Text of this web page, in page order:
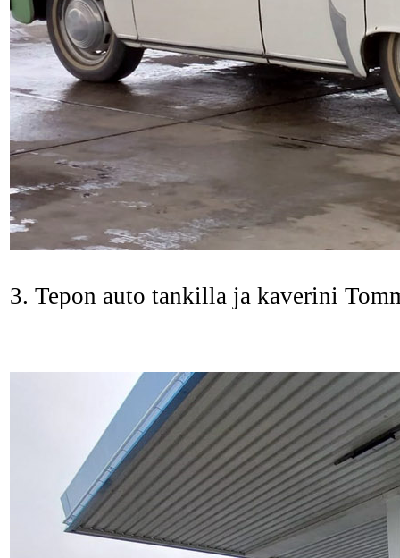
3. Tepon auto tankilla ja kaverini